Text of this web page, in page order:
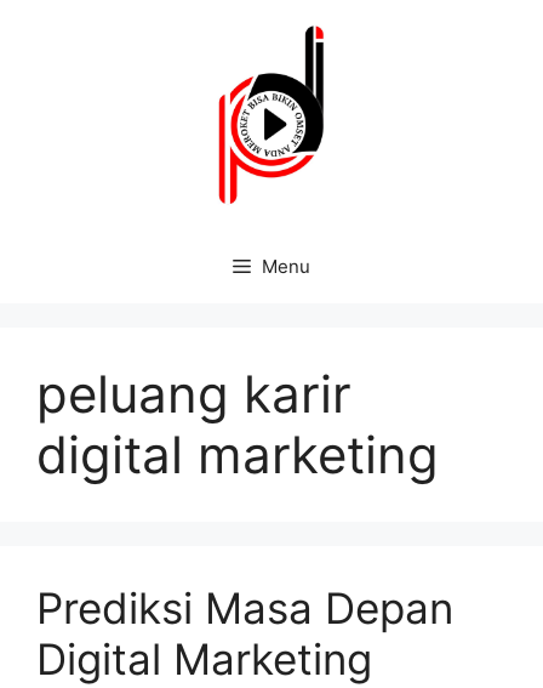
Menu
peluang karir
digital marketing
Prediksi Masa Depan
Digital Marketing